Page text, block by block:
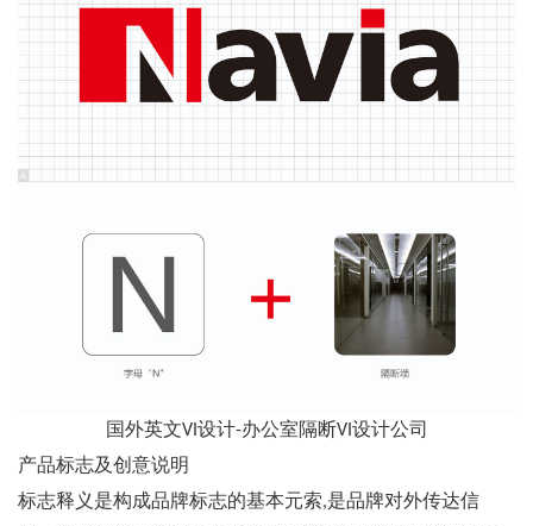
国外英文VI设计-办公室隔断VI设计公司
产品标志及创意说明
标志释义是构成品牌标志的基本元索,是品牌对外传达信